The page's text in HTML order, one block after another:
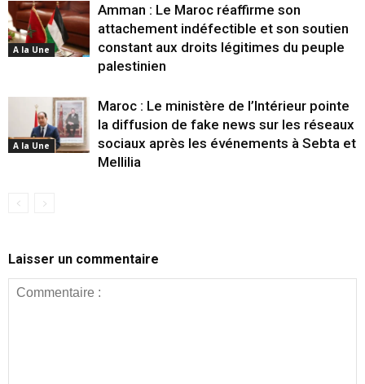
A la Une
Amman : Le Maroc réaffirme son
attachement indéfectible et son soutien
constant aux droits légitimes du peuple
palestinien
A la Une
Maroc : Le ministère de l’Intérieur pointe
la diffusion de fake news sur les réseaux
sociaux après les événements à Sebta et
Mellilia
Laisser un commentaire